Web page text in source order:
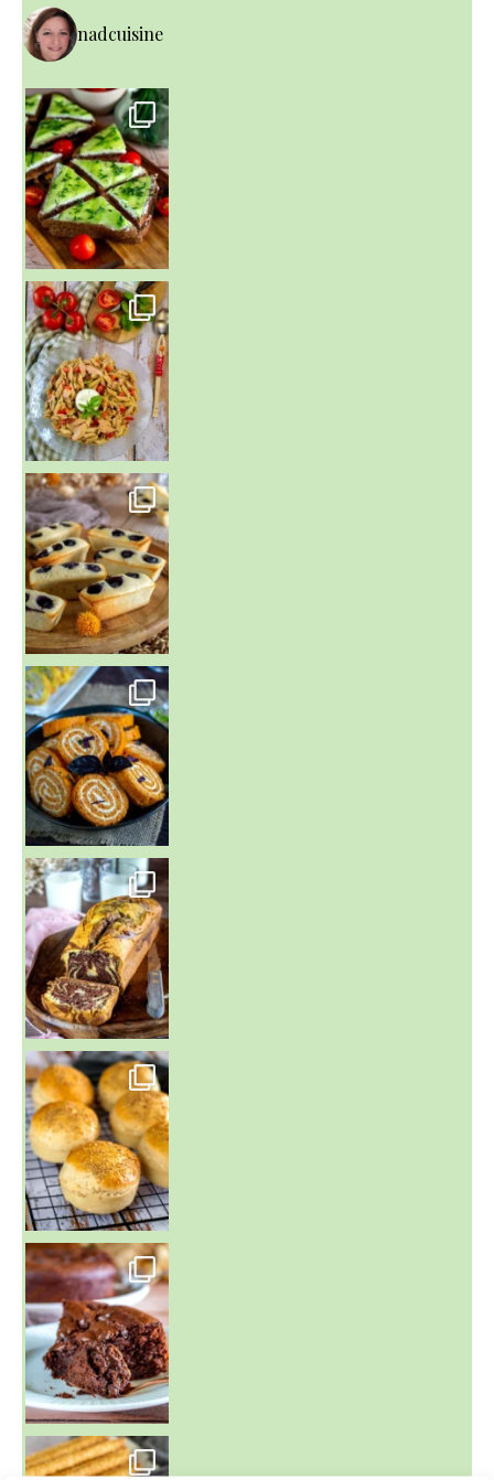
nadcuisine
~ SALADE DE PÂTES AUX DEUX TOMATES THON ET BURRA
~ FINANCIERS MYRTILLES ET CITRON ~
Aujourd'hu
~ BUNS MAISON ~
Un peu de boulange par ici au
~ GÂTEAU FONDANT CHOCO NOISETTE ~
C'est lundi